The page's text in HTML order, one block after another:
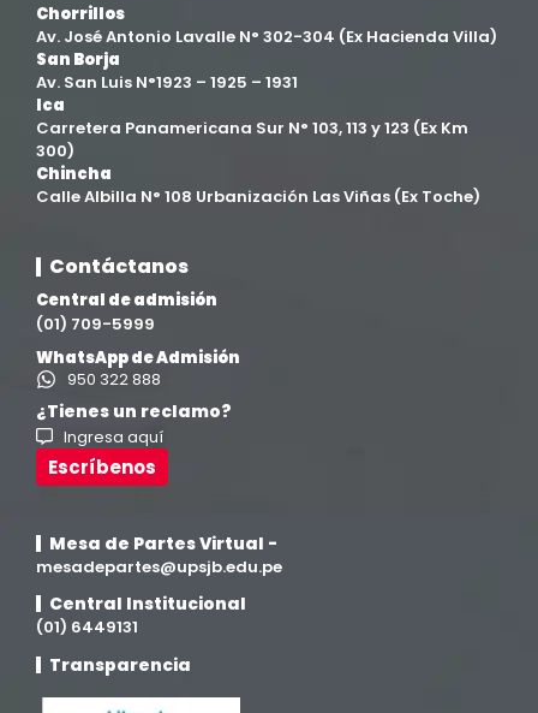
Chorrillos
Av. José Antonio Lavalle N° 302-304 (Ex Hacienda Villa)
San Borja
Av. San Luis N°1923 – 1925 – 1931
Ica
Carretera Panamericana Sur N° 103, 113 y 123 (Ex Km
300)
Chincha
Calle Albilla N° 108 Urbanización Las Viñas (Ex Toche)
Contáctanos
Central de admisión
(01) 709-5999
WhatsApp de Admisión
950 322 888
¿Tienes un reclamo?
Ingresa aquí
Escríbenos
Mesa de Partes Virtual -
mesadepartes@upsjb.edu.pe
Central Institucional
(01) 6449131
Transparencia